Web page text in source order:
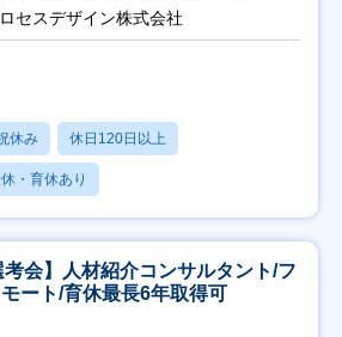
セスデザイン株式会社
休み 休日120日以上
・育休あり
考会】人材紹介コンサルタント/フ
ート/育休最長6年取得可